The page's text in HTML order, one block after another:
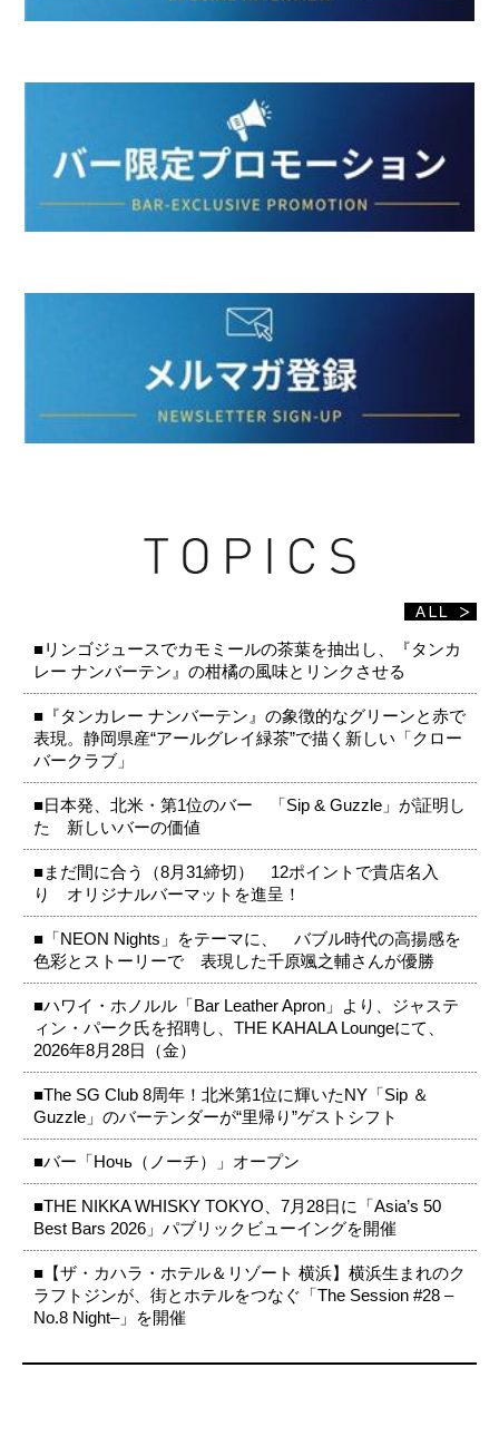
■リンゴジュースでカモミールの茶葉を抽出し、『タンカ
レー ナンバーテン』の柑橘の風味とリンクさせる
■『タンカレー ナンバーテン』の象徴的なグリーンと赤で
表現。静岡県産“アールグレイ緑茶”で描く新しい「クロー
バークラブ」
■日本発、北米・第1位のバー 「Sip & Guzzle」が証明し
た 新しいバーの価値
■まだ間に合う（8月31締切） 12ポイントで貴店名入
り オリジナルバーマットを進呈！
■「NEON Nights」をテーマに、 バブル時代の高揚感を
色彩とストーリーで 表現した千原颯之輔さんが優勝
■ハワイ・ホノルル「Bar Leather Apron」より、ジャステ
ィン・パーク氏を招聘し、THE KAHALA Loungeにて、
2026年8月28日（金）
■The SG Club 8周年！北米第1位に輝いたNY「Sip ＆
Guzzle」のバーテンダーが“里帰り”ゲストシフト
■バー「Ночь（ノーチ）」オープン
■THE NIKKA WHISKY TOKYO、7月28日に「Asia’s 50
Best Bars 2026」パブリックビューイングを開催
■【ザ・カハラ・ホテル＆リゾート 横浜】横浜生まれのク
ラフトジンが、街とホテルをつなぐ「The Session #28 –
No.8 Night–」を開催